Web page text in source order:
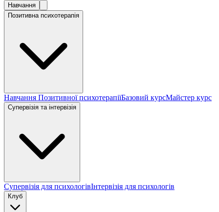
Навчання
Позитивна психотерапія
Навчання Позитивної психотерапіїБазовий курсМайстер курс
Супервізія та інтервізія
Супервізія для психологівІнтервізія для психологів
Клуб